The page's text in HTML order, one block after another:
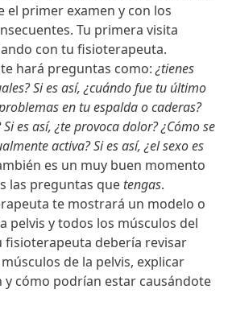
el primer examen y con los
Tu primera visita
con tu fisioterapeuta.
hará preguntas como:¿tienes
Si es así, ¿cuándo fue tu último
en tu espalda o caderas?
es así, ¿te provoca dolor? ¿Cómo se
activa? Si es así, ¿el sexo es
es un muy buen momento
las preguntas que tengas.
te mostrará un modelo o
pelvis y todos los músculos del
fisioterapeuta debería revisar
de la pelvis, explicar
y cómo podrían estar causándote